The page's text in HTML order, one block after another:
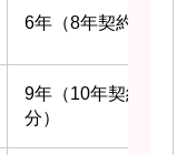
6年（8年契約 - メー
9年（10年契約 - メ
分）